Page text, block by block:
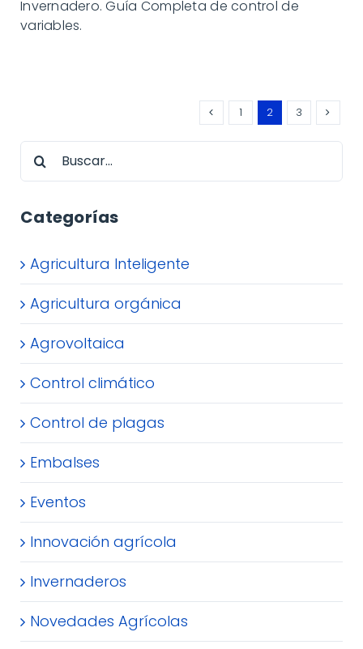
Invernadero. Guía Completa de control de
variables.
1 2 3
Buscar:
Categorías
Agricultura Inteligente
Agricultura orgánica
Agrovoltaica
Control climático
Control de plagas
Embalses
Eventos
Innovación agrícola
Invernaderos
Novedades Agrícolas